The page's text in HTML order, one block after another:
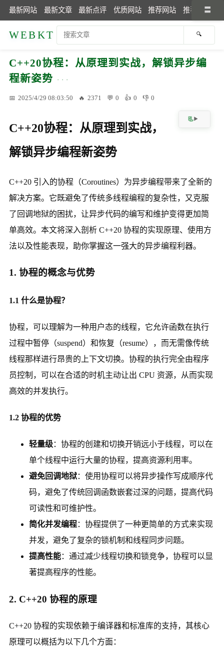
最新网站 最新文章 最新点评 优质网站 推荐网站 推荐文章
WEBKT
C++20协程：从原理到实战，解锁异步编
程新姿势
2025/4/29 08:03:50 2371 0 0 0
C++20协程：从原理到实战，
解锁异步编程新姿势
C++20 引入的协程（Coroutines）为异步编程带来了全新的
解决方案。它既避免了传统多线程编程的复杂性，又克服
了回调地狱的困扰，让异步代码的编写和维护变得更加简
单高效。本文将深入剖析 C++20 协程的实现原理、使用方
法以及性能表现，助你掌握这一强大的异步编程利器。
1. 协程的概念与优势
1.1 什么是协程？
协程，可以理解为一种用户态的线程，它允许函数在执行
过程中暂停（suspend）和恢复（resume），而无需像传统
线程那样进行昂贵的上下文切换。协程的执行完全由程序
员控制，可以在合适的时机主动让出 CPU 资源，从而实现
高效的并发执行。
1.2 协程的优势
轻量级：协程的创建和切换开销远小于线程，可以在
单个线程中运行大量的协程，提高资源利用率。
避免回调地狱：使用协程可以将异步操作写成顺序代
码，避免了传统回调函数嵌套过深的问题，提高代码
可读性和可维护性。
简化并发编程：协程提供了一种更简单的方式来实现
并发，避免了复杂的锁机制和线程同步问题。
提高性能：通过减少线程切换和锁竞争，协程可以显
著提高程序的性能。
2. C++20 协程的原理
C++20 协程的实现依赖于编译器和标准库的支持，其核心
原理可以概括为以下几个方面：